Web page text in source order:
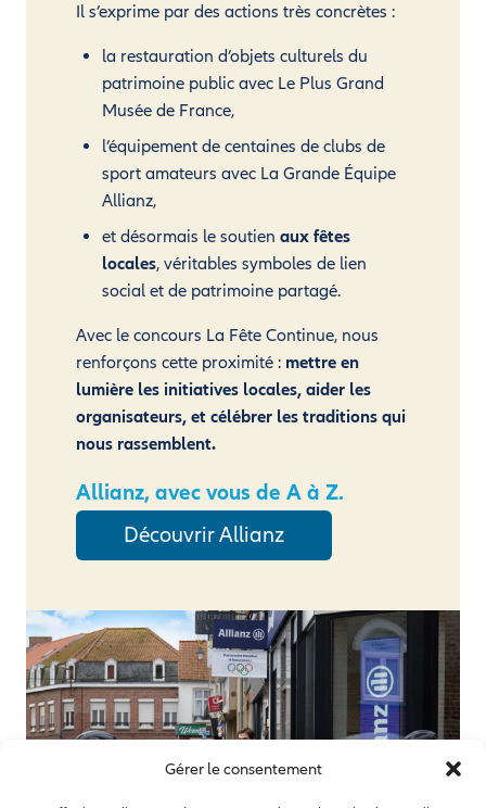
Gérer le consentement
Il s’exprime par des actions très concrètes :
la restauration d’objets culturels du
patrimoine public avec Le Plus Grand
Musée de France,
l’équipement de centaines de clubs de
sport amateurs avec La Grande Équipe
Allianz,
et désormais le soutien aux fêtes
locales, véritables symboles de lien
social et de patrimoine partagé.
Avec le concours La Fête Continue, nous
renforçons cette proximité : mettre en
lumière les initiatives locales, aider les
organisateurs, et célébrer les traditions qui
nous rassemblent.
Allianz, avec vous de A à Z.
Découvrir Allianz